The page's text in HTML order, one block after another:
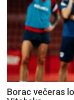
Borac večeras